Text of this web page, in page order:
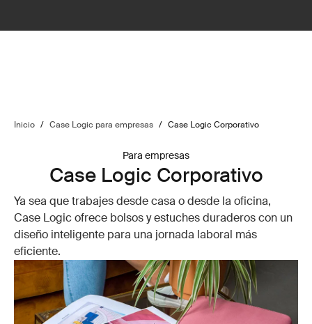
Inicio / Case Logic para empresas / Case Logic Corporativo
Para empresas
Case Logic Corporativo
Ya sea que trabajes desde casa o desde la oficina,
Case Logic ofrece bolsos y estuches duraderos con un
diseño inteligente para una jornada laboral más
eficiente.